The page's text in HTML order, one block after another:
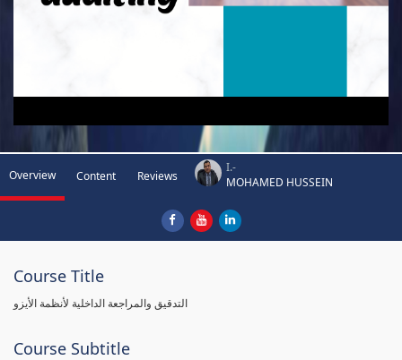
Overview Content Reviews
I.-
MOHAMED HUSSEIN
Course Title
التدقيق والمراجعة الداخلية لأنظمة الأيزو
Course Subtitle